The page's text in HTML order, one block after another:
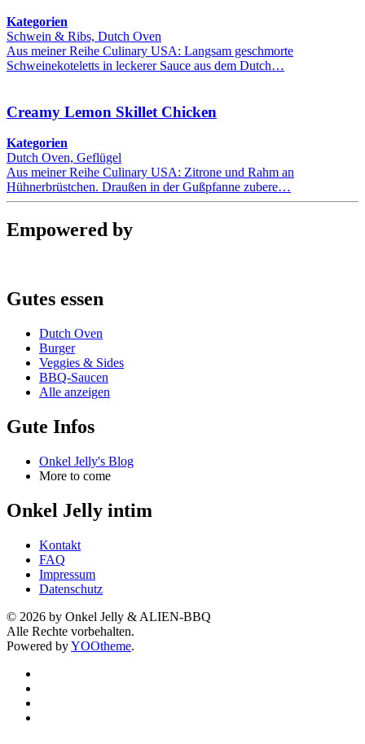
Kategorien
Schwein & Ribs, Dutch Oven
Aus meiner Reihe Culinary USA: Langsam geschmorte
Schweinekoteletts in leckerer Sauce aus dem Dutch…
Creamy Lemon Skillet Chicken
Kategorien
Dutch Oven, Geflügel
Aus meiner Reihe Culinary USA: Zitrone und Rahm an
Hühnerbrüstchen. Draußen in der Gußpfanne zubere…
Empowered by
Gutes essen
Dutch Oven
Burger
Veggies & Sides
BBQ-Saucen
Alle anzeigen
Gute Infos
Onkel Jelly's Blog
More to come
Onkel Jelly intim
Kontakt
FAQ
Impressum
Datenschutz
© 2026 by Onkel Jelly & ALIEN-BBQ
Alle Rechte vorbehalten.
Powered byYOOtheme.